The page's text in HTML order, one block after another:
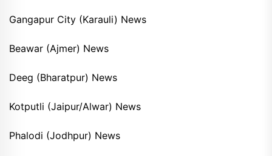
Gangapur City (Karauli) News
Beawar (Ajmer) News
Deeg (Bharatpur) News
Kotputli (Jaipur/Alwar) News
Phalodi (Jodhpur) News